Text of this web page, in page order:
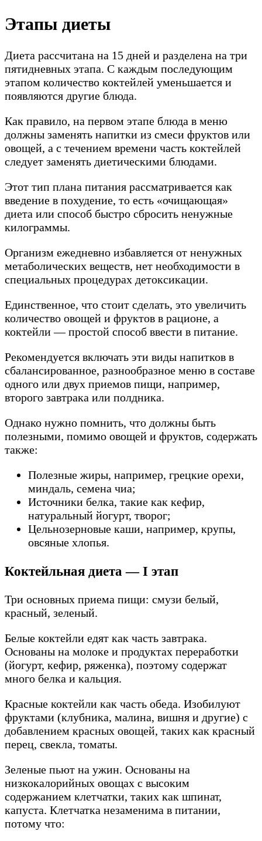
Этапы диеты
Диета рассчитана на 15 дней и разделена на три
пятидневных этапа. С каждым последующим
этапом количество коктейлей уменьшается и
появляются другие блюда.
Как правило, на первом этапе блюда в меню
должны заменять напитки из смеси фруктов или
овощей, а с течением времени часть коктейлей
следует заменять диетическими блюдами.
Этот тип плана питания рассматривается как
введение в похудение, то есть «очищающая»
диета или способ быстро сбросить ненужные
килограммы.
Организм ежедневно избавляется от ненужных
метаболических веществ, нет необходимости в
специальных процедурах детоксикации.
Единственное, что стоит сделать, это увеличить
количество овощей и фруктов в рационе, а
коктейли — простой способ ввести в питание.
Рекомендуется включать эти виды напитков в
сбалансированное, разнообразное меню в составе
одного или двух приемов пищи, например,
второго завтрака или полдника.
Однако нужно помнить, что должны быть
полезными, помимо овощей и фруктов, содержать
также:
Полезные жиры, например, грецкие орехи,
миндаль, семена чиа;
Источники белка, такие как кефир,
натуральный йогурт, творог;
Цельнозерновые каши, например, крупы,
овсяные хлопья.
Коктейльная диета — I этап
Три основных приема пищи: смузи белый,
красный, зеленый.
Белые коктейли едят как часть завтрака.
Основаны на молоке и продуктах переработки
(йогурт, кефир, ряженка), поэтому содержат
много белка и кальция.
Красные коктейли как часть обеда. Изобилуют
фруктами (клубника, малина, вишня и другие) с
добавлением красных овощей, таких как красный
перец, свекла, томаты.
Зеленые пьют на ужин. Основаны на
низкокалорийных овощах с высоким
содержанием клетчатки, таких как шпинат,
капуста. Клетчатка незаменима в питании,
потому что: